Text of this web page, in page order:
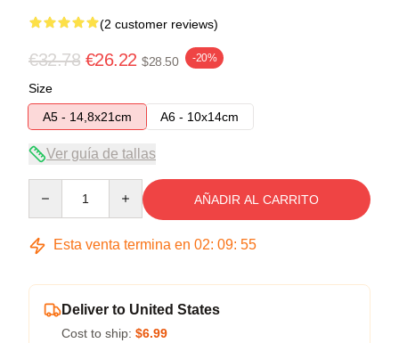
(2 customer reviews)
€32.78 €26.22 $28.50 -20%
Size
A5 - 14,8x21cm
A6 - 10x14cm
Ver guía de tallas
AÑADIR AL CARRITO
Esta venta termina en 02: 09: 54
Deliver to United States
Cost to ship: $6.99